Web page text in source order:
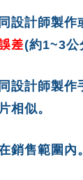
設計師製作
差(約1~3公
設計師製作
相似。
銷售範圍內